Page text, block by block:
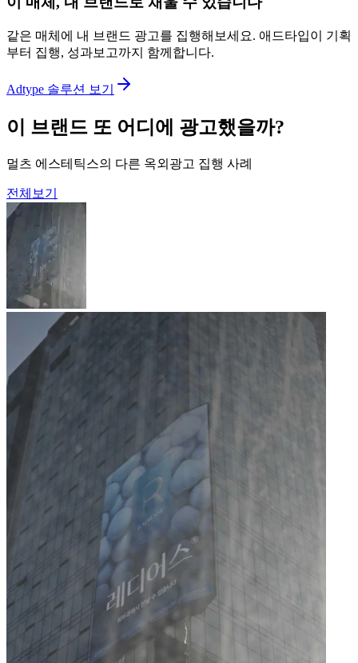
같은 매체에 내 브랜드 광고를 집행해보세요. 애드타입이 기획
부터 집행, 성과보고까지 함께합니다.
Adtype 솔루션 보기
이 브랜드 또 어디에 광고했을까?
멀츠 에스테틱스의 다른 옥외광고 집행 사례
전체보기